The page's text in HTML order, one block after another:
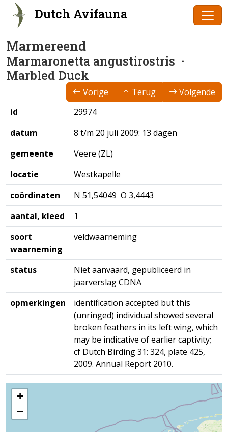
Dutch Avifauna
Marmereend
Marmaronetta angustirostris ·
Marbled Duck
Vorige Terug
Volgende
id
29974
datum
8 t/m 20 juli 2009: 13 dagen
gemeente
Veere (ZL)
locatie
Westkapelle
coördinaten
N 51,54049 O 3,4443
aantal, kleed
1
soort
waarneming
veldwaarneming
status
Niet aanvaard, gepubliceerd in
jaarverslag CDNA
opmerkingen
identification accepted but this
(unringed) individual showed several
broken feathers in its left wing, which
may be indicative of earlier captivity;
cf Dutch Birding 31: 324, plate 425,
2009. Annual Report 2010.
+
−